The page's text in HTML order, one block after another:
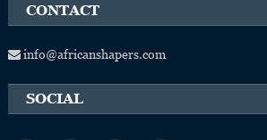
CONTACT
info@africanshapers.com
SOCIAL